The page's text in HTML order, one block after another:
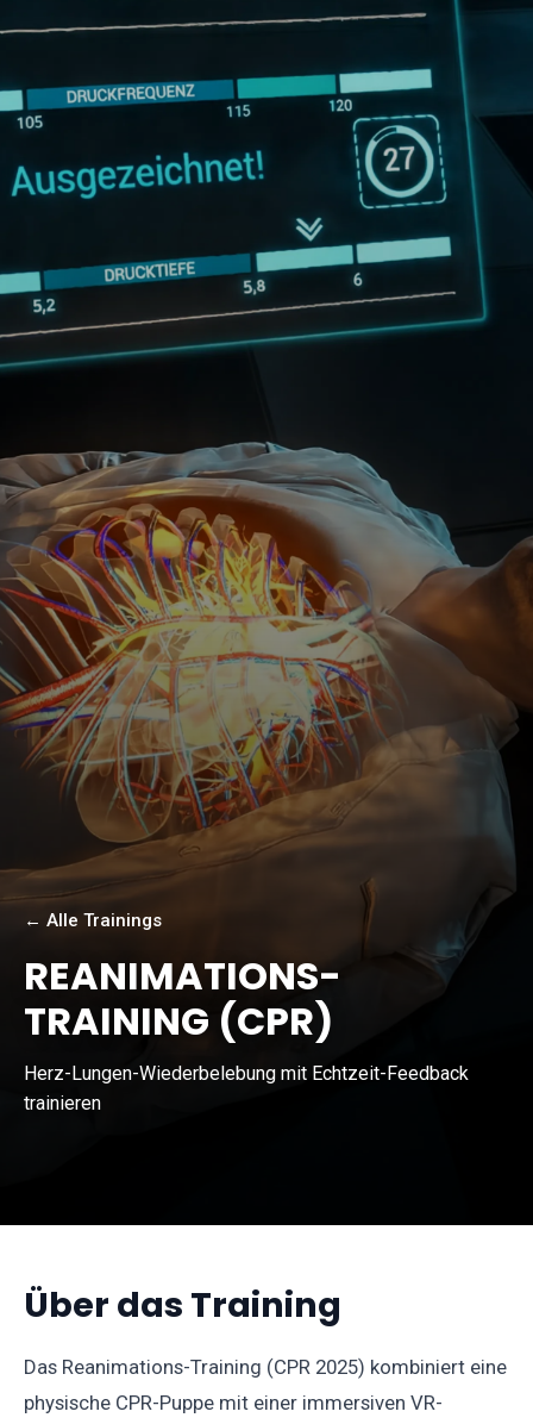
← Alle Trainings
REANIMATIONS-
TRAINING (CPR)
Herz-Lungen-Wiederbelebung mit Echtzeit-Feedback
trainieren
Über das Training
Das Reanimations-Training (CPR 2025) kombiniert eine
physische CPR-Puppe mit einer immersiven VR-